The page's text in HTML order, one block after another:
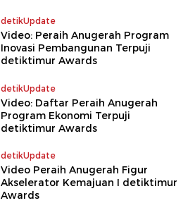
detikUpdate
Video: Peraih Anugerah Program
Inovasi Pembangunan Terpuji
detiktimur Awards
detikUpdate
Video: Daftar Peraih Anugerah
Program Ekonomi Terpuji
detiktimur Awards
detikUpdate
Video Peraih Anugerah Figur
Akselerator Kemajuan I detiktimur
Awards